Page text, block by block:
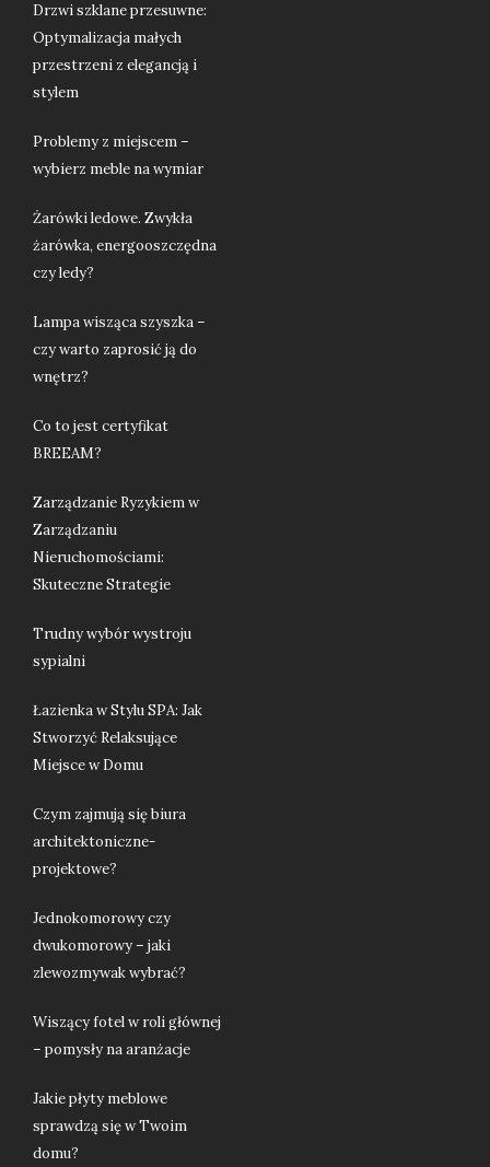
Drzwi szklane przesuwne:
Optymalizacja małych
przestrzeni z elegancją i
stylem
Problemy z miejscem –
wybierz meble na wymiar
Żarówki ledowe. Zwykła
żarówka, energooszczędna
czy ledy?
Lampa wisząca szyszka –
czy warto zaprosić ją do
wnętrz?
Co to jest certyfikat
BREEAM?
Zarządzanie Ryzykiem w
Zarządzaniu
Nieruchomościami:
Skuteczne Strategie
Trudny wybór wystroju
sypialni
Łazienka w Stylu SPA: Jak
Stworzyć Relaksujące
Miejsce w Domu
Czym zajmują się biura
architektoniczne-
projektowe?
Jednokomorowy czy
dwukomorowy – jaki
zlewozmywak wybrać?
Wiszący fotel w roli głównej
– pomysły na aranżacje
Jakie płyty meblowe
sprawdzą się w Twoim
domu?